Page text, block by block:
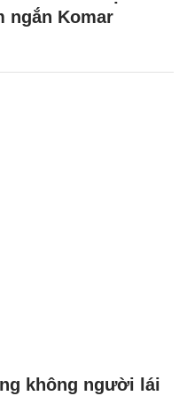
ngắn Komar
không người lái